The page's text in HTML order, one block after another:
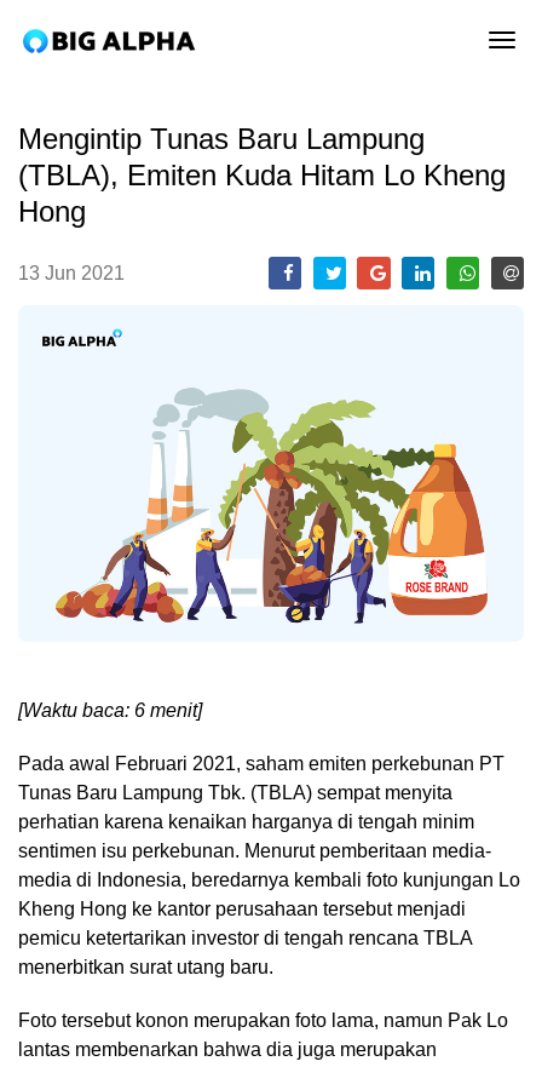
Mengintip Tunas Baru Lampung
(TBLA), Emiten Kuda Hitam Lo Kheng
Hong
13 Jun 2021
[Waktu baca: 6 menit]
Pada awal Februari 2021, saham emiten perkebunan PT
Tunas Baru Lampung Tbk. (TBLA) sempat menyita
perhatian karena kenaikan harganya di tengah minim
sentimen isu perkebunan. Menurut pemberitaan media-
media di Indonesia, beredarnya kembali foto kunjungan Lo
Kheng Hong ke kantor perusahaan tersebut menjadi
pemicu ketertarikan investor di tengah rencana TBLA
menerbitkan surat utang baru.
Foto tersebut konon merupakan foto lama, namun Pak Lo
lantas membenarkan bahwa dia juga merupakan